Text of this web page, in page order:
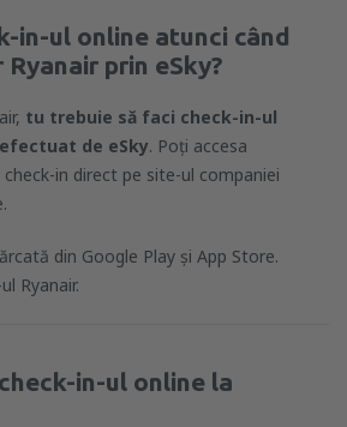
in-ul online atunci când
prin eSky?
tu trebuie să faci check-in-ul
de eSky. Poți accesa
in direct pe site-ul companiei
din Google Play și App Store.
Ryanair.
in-ul online la